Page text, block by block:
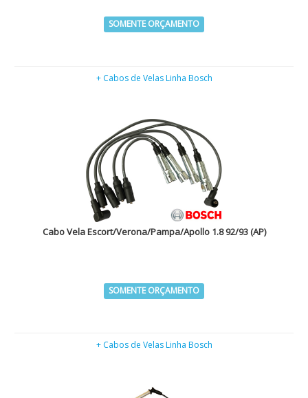
SOMENTE ORÇAMENTO
+ Cabos de Velas Linha Bosch
Cabo Vela Escort/Verona/Pampa/Apollo 1.8 92/93 (AP)
SOMENTE ORÇAMENTO
+ Cabos de Velas Linha Bosch